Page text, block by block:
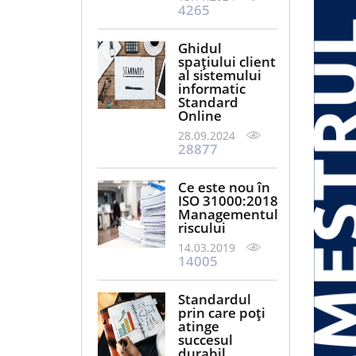
4265
Ghidul
spațiului client
al sistemului
informatic
Standard
Online
28.09.2024
28877
Ce este nou în
ISO 31000:2018
Managementul
riscului
14.03.2019
14005
Standardul
prin care poți
atinge
succesul